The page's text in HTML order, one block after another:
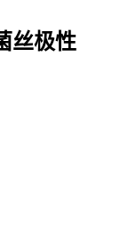
丝极性